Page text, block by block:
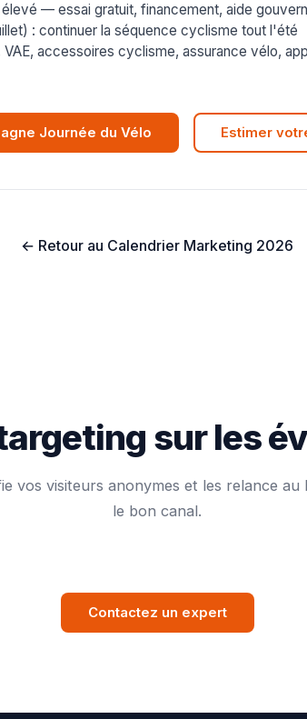
— essai gratuit, financement, aide
: continuer la séquence cyclisme tout l'été
accessoires cyclisme, assurance vélo,
Journée du Vélo Estimer
← Retour au Calendrier Marketing 2026
sur les
vos visiteurs anonymes et les relance
le bon canal.
Contactez un expert